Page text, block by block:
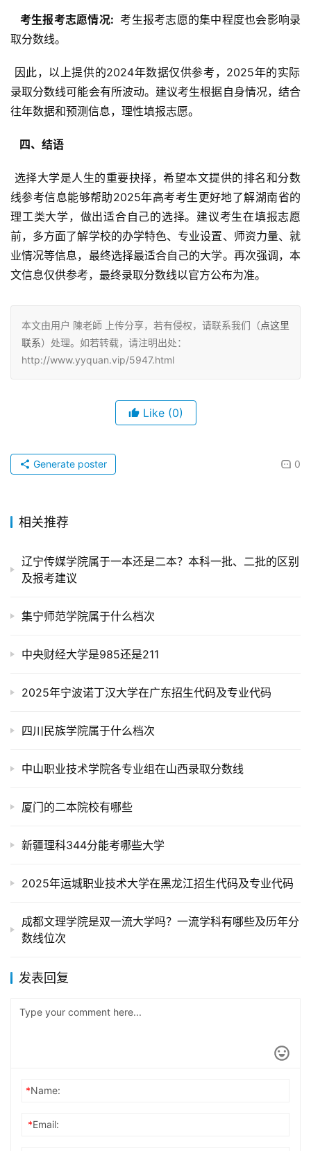
  考生报考志愿情况:
考生报考志愿的集中程度也会影响录
取分数线。
录取分数线可能会有所波动。建议考生根据自身情况，结合
往年数据和预测信息，理性填报志愿。
  四、结语
线参考信息能够帮助2025年高考考生更好地了解湖南省的
理工类大学，做出适合自己的选择。建议考生在填报志愿
前，多方面了解学校的办学特色、专业设置、师资力量、就
业情况等信息，最终选择最适合自己的大学。再次强调，本
文信息仅供参考，最终录取分数线以官方公布为准。
本文由用户 陳老師 上传分享，若有侵权，请联系我们（点这里
联系）处理。如若转载，请注明出处：
http://www.yyquan.vip/5947.html
Like (0)
0
Generate poster
相关推荐
辽宁传媒学院属于一本还是二本？本科一批、二批的区别
及报考建议
集宁师范学院属于什么档次
中央财经大学是985还是211
2025年宁波诺丁汉大学在广东招生代码及专业代码
四川民族学院属于什么档次
中山职业技术学院各专业组在山西录取分数线
厦门的二本院校有哪些
新疆理科344分能考哪些大学
2025年运城职业技术大学在黑龙江招生代码及专业代码
成都文理学院是双一流大学吗？一流学科有哪些及历年分
数线位次
发表回复
*Name:
*Email: